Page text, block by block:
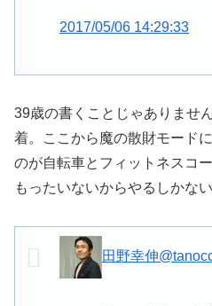
2017/05/06 14:29:33
39歳の書くことじゃありませ
着。ここから魔の散財モード
のが自転車とフィットネスコ
もったいないからやるしかな
田野幸伸